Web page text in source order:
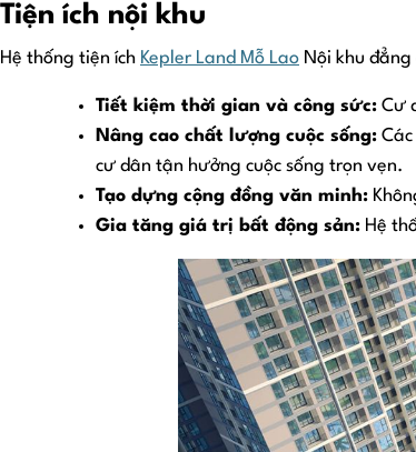
Tiện ích nội khu
Hệ thống tiện ích Kepler Land Mỗ Lao Nội khu
Tiết kiệm thời gian và công sức: Cư
Nâng cao chất lượng cuộc sống:
cư dân tận hưởng cuộc sống trọn vẹn.
Tạo dựng cộng đồng văn minh:
Gia tăng giá trị bất động sản: Hệ